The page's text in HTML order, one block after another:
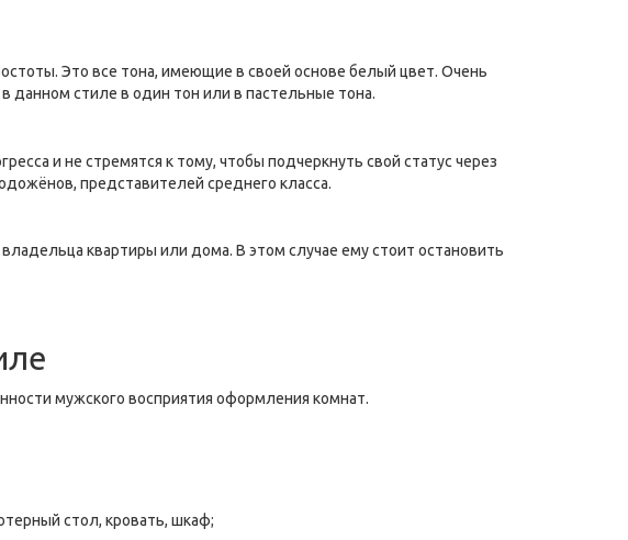
Это все тона, имеющие в своей основе белый цвет. Очень
данном стиле в один тон или в пастельные тона.
и не стремятся к тому, чтобы подчеркнуть свой статус через
представителей среднего класса.
квартиры или дома. В этом случае ему стоит остановить
мужского восприятия оформления комнат.
стол, кровать, шкаф;